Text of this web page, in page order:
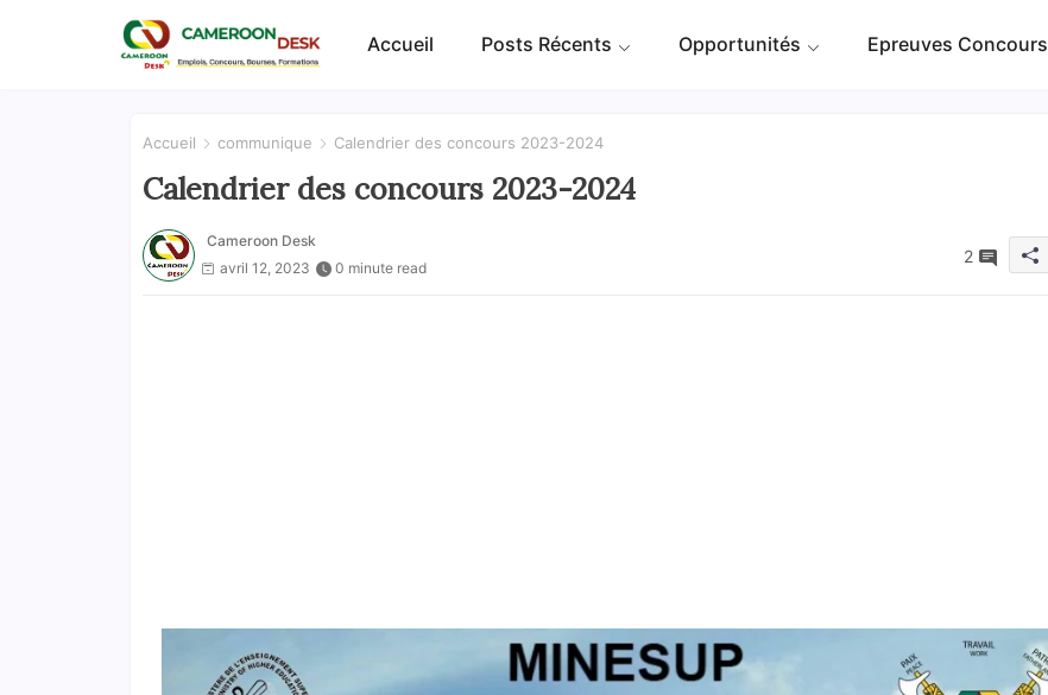
Accueil Posts Récents Opportunités Epreuves Concours
Accueil communique Calendrier des concours 2023-2024
Calendrier des concours 2023-2024
Cameroon Desk
avril 12, 2023
0 minute read
2